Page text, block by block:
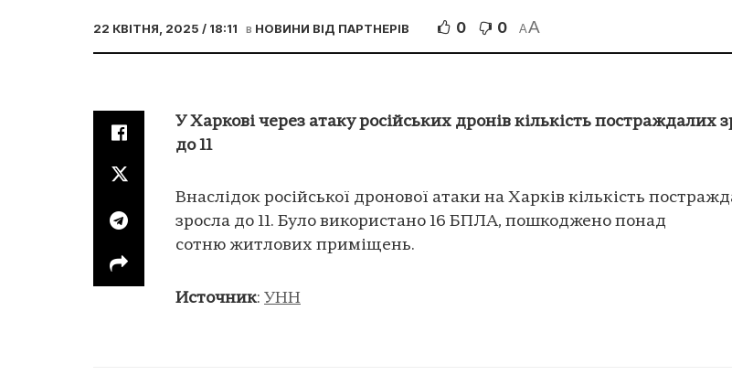
22 КВІТНЯ, 2025 / 18:11 в НОВИНИ ВІД ПАРТНЕРІВ 0 0 AA
У Харкові через атаку російських дронів кількість постраждалих
до 11
Внаслідок російської дронової атаки на Харків кількість
зросла до 11. Було використано 16 БПЛА, пошкоджено понад
сотню житлових приміщень.
Источник: УНН